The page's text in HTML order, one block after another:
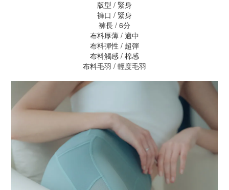
版型 / 緊身
褲口 / 緊身
褲長 / 6分
布料厚薄 / 適中
布料彈性 / 超彈
布料觸感 / 棉感
布料毛羽 / 輕度毛羽